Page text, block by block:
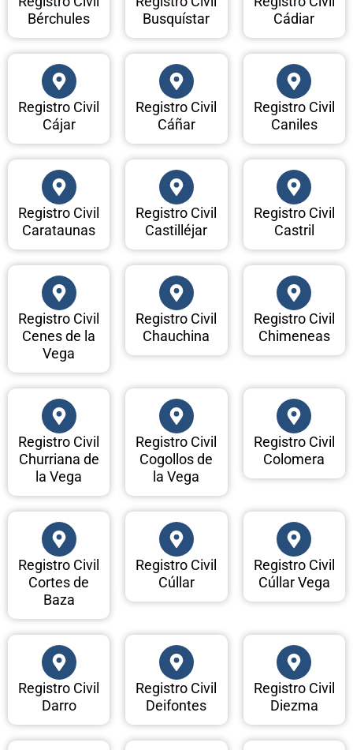
Bérchules
Busquístar
Cádiar
Registro Civil
Cájar
Registro Civil
Cáñar
Registro Civil
Caniles
Registro Civil
Carataunas
Registro Civil
Castilléjar
Registro Civil
Castril
Registro Civil
Cenes de la
Vega
Registro Civil
Chauchina
Registro Civil
Chimeneas
Registro Civil
Churriana de
la Vega
Registro Civil
Cogollos de
la Vega
Registro Civil
Colomera
Registro Civil
Cortes de
Baza
Registro Civil
Cúllar
Registro Civil
Cúllar Vega
Registro Civil
Darro
Registro Civil
Deifontes
Registro Civil
Diezma